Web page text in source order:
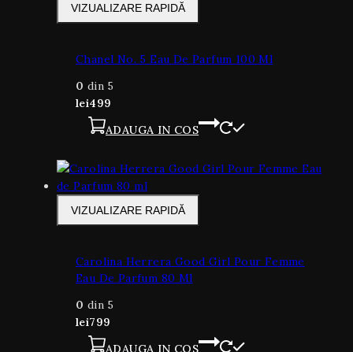
VIZUALIZARE RAPIDĂ
Chanel No. 5 Eau De Parfum 100 Ml
0 din 5
lei499
ADAUGA IN COS
VIZUALIZARE RAPIDĂ
Carolina Herrera Good Girl Pour Femme
Eau De Parfum 80 Ml
0 din 5
lei799
ADAUGA IN COS